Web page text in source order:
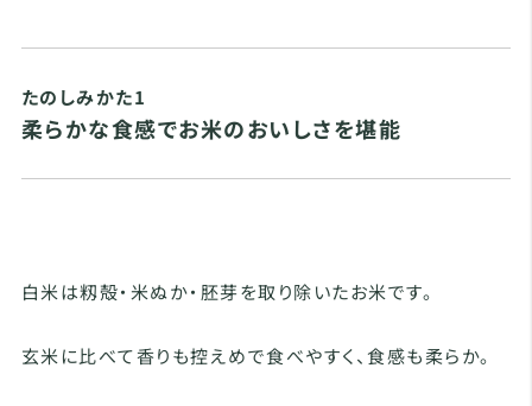
たのしみかた1
柔らかな食感でお米のおいしさを堪能
白米は籾殻・米ぬか・胚芽を取り除いたお米です。
玄米に比べて香りも控えめで食べやすく、食感も柔らか。